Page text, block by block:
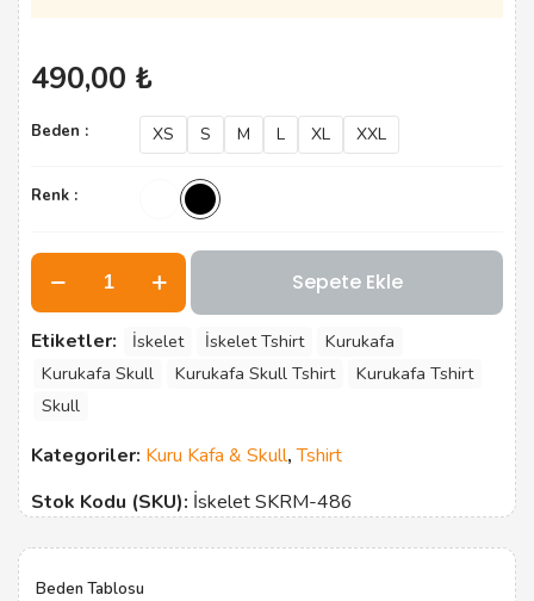
490,00 ₺
Beden : XS S M L XL XXL
Renk :
İskelet
adet
Sepete Ekle
Etiketler: İskelet İskelet Tshirt
Kurukafa
Kurukafa Skull
Kurukafa Skull Tshirt
Kurukafa Tshirt
Skull
Kategoriler: Kuru Kafa & Skull,Tshirt
Stok Kodu (SKU): İskelet SKRM-486
Beden Tablosu